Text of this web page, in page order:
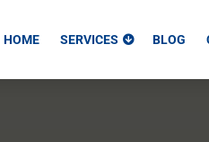
HOME SERVICES BLOG